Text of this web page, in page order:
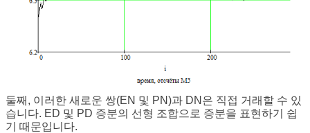
둘째, 이러한 새로운 쌍(EN 및 PN)과 DN은 직접 거래할 수 있
습니다. ED 및 PD 증분의 선형 조합으로 증분을 표현하기 쉽
기 때문입니다.